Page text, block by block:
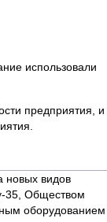
использовали
предприятия, и
новых видов
35, Обществом
оборудованием